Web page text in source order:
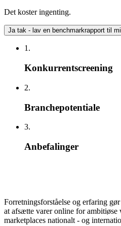
Det koster ingenting.
Ja tak - lav en benchmarkrapport til
1.
Konkurrentscreening
2.
Branchepotentiale
3.
Anbefalinger
Forretningsforståelse og erfaring
at afsætte varer online for ambitiøse
marketplaces nationalt - og